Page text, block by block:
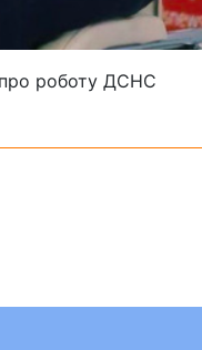
про роботу ДСНС